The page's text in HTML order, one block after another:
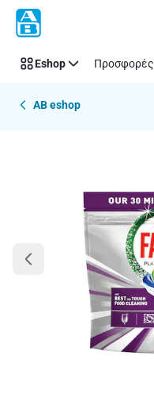
Παράλειψη
Eshop Προσφορές
AB eshop